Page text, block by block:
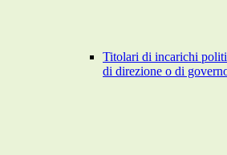
Titolari di incarichi
di direzione o di